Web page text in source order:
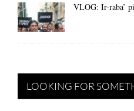
VLOG: Ir-raba’
LOOKING FOR